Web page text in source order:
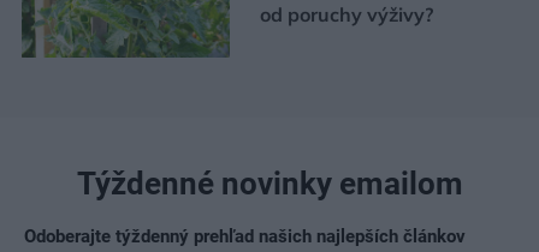
od poruchy výživy?
Týždenné novinky emailom
Odoberajte týždenný prehľad našich najlepších článkov